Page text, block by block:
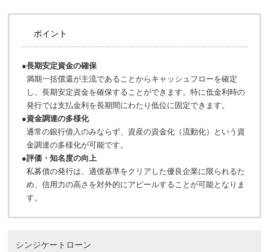
ポイント
●長期安定資金の確保
満期一括償還が主流であることからキャッシュフローを確定
し、長期安定資金を確保することができます。特に低金利時の
発行では支払金利を長期間にわたり低位に固定できます。
●資金調達の多様化
通常の銀行借入のみならず、資産の資金化（流動化）という資
金調達の多様化が可能です。
●評価・知名度の向上
私募債の発行は、適債基準をクリアした優良企業に限られるた
め、信用力の高さを対外的にアピールすることが可能となりま
す。
シンジケートローン